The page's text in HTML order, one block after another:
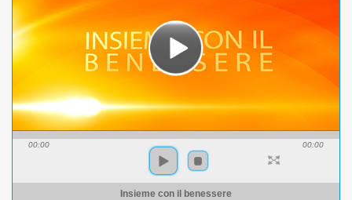
00:00 00:00
Insieme con il benessere